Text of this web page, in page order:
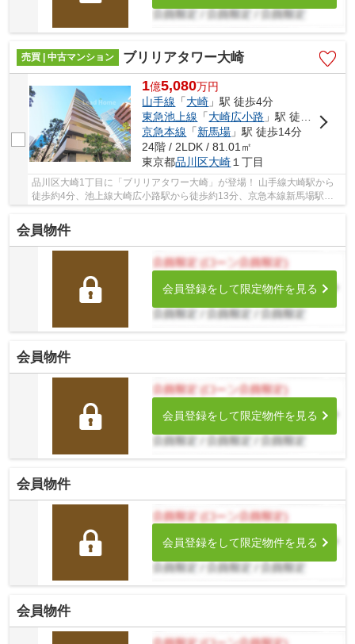
売買 | 中古マンション ブリリアタワー大崎
1億5,080万円
山手線 「大崎 」駅 徒歩4分
東急池上線 「大崎広小路 」駅 徒歩13分
京急本線 「新馬場 」駅 徒歩14分
24階 / 2LDK / 81.01㎡
東京都品川区大崎１丁目
品川区大崎1丁目に「ブリリアタワー大崎」が登場！ 山手線大崎駅から
徒歩約4分、池上線大崎広小路駅から徒歩約13分、京急本線新馬場駅か
会員物件
会員登録をして限定物件を見る
会員物件
会員登録をして限定物件を見る
会員物件
会員登録をして限定物件を見る
会員物件